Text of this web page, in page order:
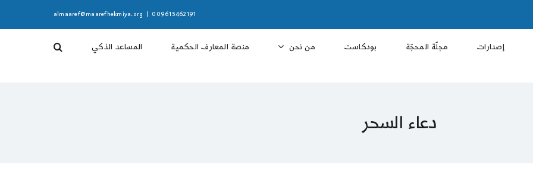
009615462191
almaaref@maarefhekmiya.org
إصدارات مجلّة المحجّة بودكاست من نحن منصة المعارف الحكمية المساعد الذكي
دعاء السحر